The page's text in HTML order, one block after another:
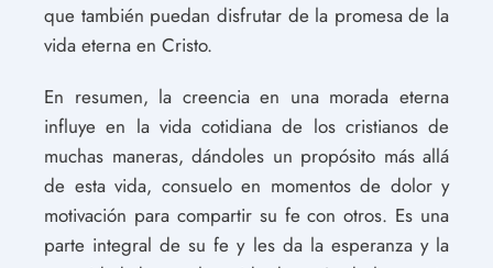
que también puedan disfrutar de la promesa de la
vida eterna en Cristo.
En resumen, la creencia en una morada eterna
influye en la vida cotidiana de los cristianos de
muchas maneras, dándoles un propósito más allá
de esta vida, consuelo en momentos de dolor y
motivación para compartir su fe con otros. Es una
parte integral de su fe y les da la esperanza y la